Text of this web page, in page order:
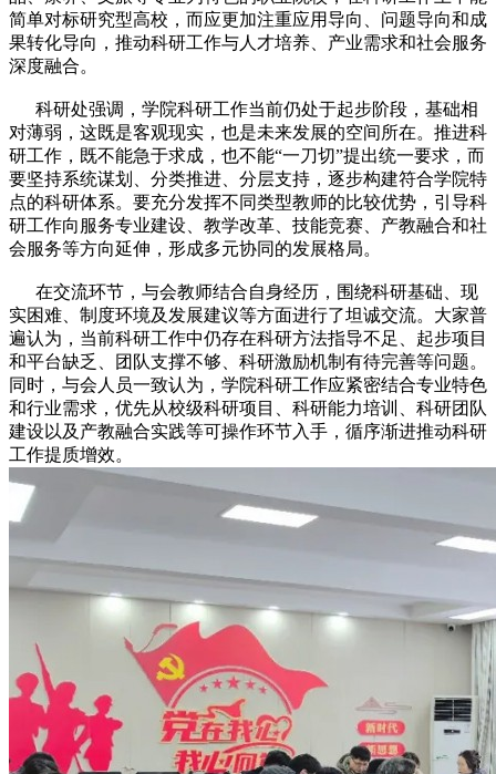
简单对标研究型高校，而应更加注重应用导向、问题导向和成
果转化导向，推动科研工作与人才培养、产业需求和社会服务
深度融合。
科研处强调，学院科研工作当前仍处于起步阶段，基础相
对薄弱，这既是客观现实，也是未来发展的空间所在。推进科
研工作，既不能急于求成，也不能“一刀切”提出统一要求，而
要坚持系统谋划、分类推进、分层支持，逐步构建符合学院特
点的科研体系。要充分发挥不同类型教师的比较优势，引导科
研工作向服务专业建设、教学改革、技能竞赛、产教融合和社
会服务等方向延伸，形成多元协同的发展格局。
在交流环节，与会教师结合自身经历，围绕科研基础、现
实困难、制度环境及发展建议等方面进行了坦诚交流。大家普
遍认为，当前科研工作中仍存在科研方法指导不足、起步项目
和平台缺乏、团队支撑不够、科研激励机制有待完善等问题。
同时，与会人员一致认为，学院科研工作应紧密结合专业特色
和行业需求，优先从校级科研项目、科研能力培训、科研团队
建设以及产教融合实践等可操作环节入手，循序渐进推动科研
工作提质增效。